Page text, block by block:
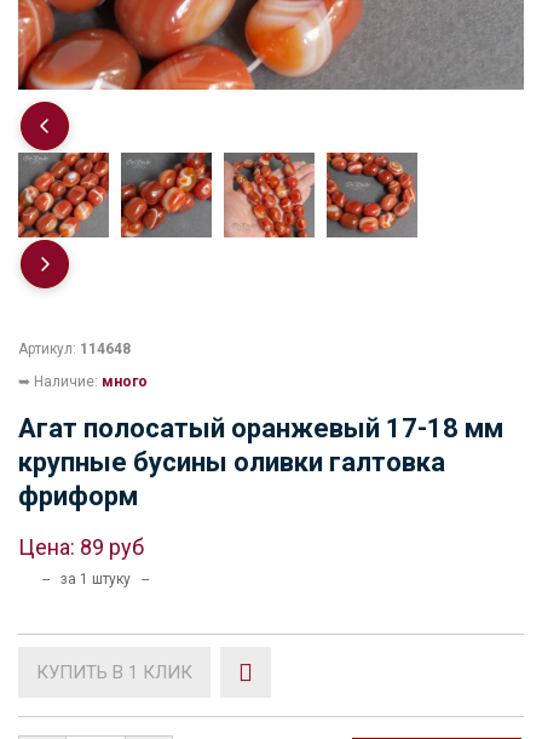
Артикул: 114648
➥ Наличие: много
Агат полосатый оранжевый 17-18 мм
крупные бусины оливки галтовка
фриформ
Цена: 89 руб
-- за 1 штуку --
КУПИТЬ В 1 КЛИК